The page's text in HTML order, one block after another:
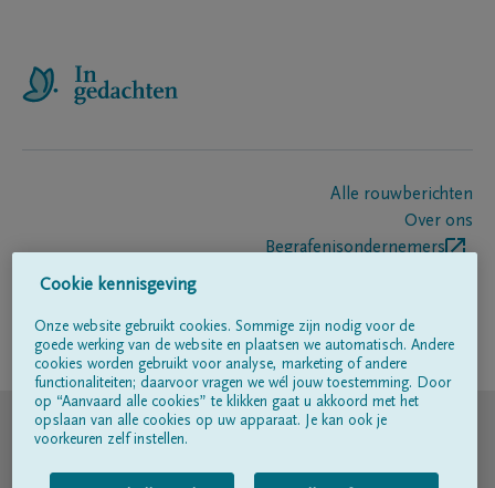
Alle rouwberichten
Over ons
Begrafenisondernemers
Volg ons op
© DELA
Gebruiksvoorwaarden
Cookie kennisgeving
Onze website gebruikt cookies. Sommige zijn nodig voor de
goede werking van de website en plaatsen we automatisch. Andere
cookies worden gebruikt voor analyse, marketing of andere
functionaliteiten; daarvoor vragen we wél jouw toestemming. Door
op “Aanvaard alle cookies” te klikken gaat u akkoord met het
opslaan van alle cookies op uw apparaat. Je kan ook je
voorkeuren zelf instellen.